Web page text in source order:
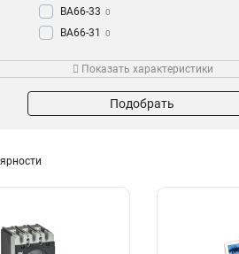
ВА66-33 0
ВА66-31 0
Показать характеристики
Подобрать